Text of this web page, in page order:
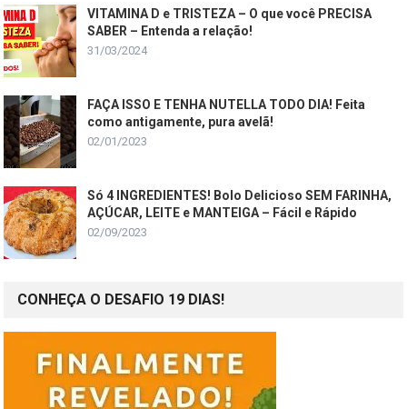
VITAMINA D e TRISTEZA – O que você PRECISA
SABER – Entenda a relação!
31/03/2024
FAÇA ISSO E TENHA NUTELLA TODO DIA! Feita
como antigamente, pura avelã!
02/01/2023
Só 4 INGREDIENTES! Bolo Delicioso SEM FARINHA,
AÇÚCAR, LEITE e MANTEIGA – Fácil e Rápido
02/09/2023
CONHEÇA O DESAFIO 19 DIAS!